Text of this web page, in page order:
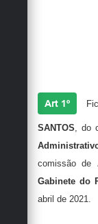
Art 1º
SANTOS, do
Administrativo
comissão de
Gabinete do
abril de 2021.